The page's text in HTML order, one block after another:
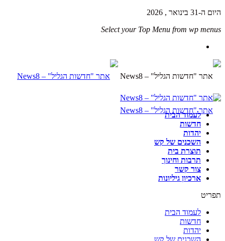
היום ה-31 בינואר , 2026
Select your Top Menu from wp menus
לעמוד הבית
חדשות
יהדות
השכנים של קש
תוצרת בית
תרבות וחינוך
צור קשר
ארכיון גיליונות
תפריט
לעמוד הבית
חדשות
יהדות
השכנים של קש